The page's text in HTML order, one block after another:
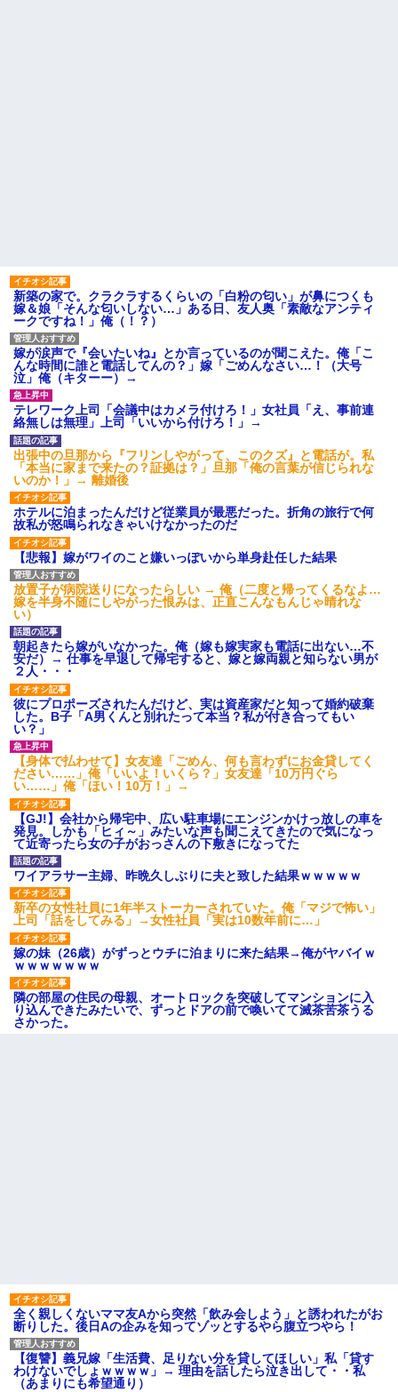
の？ｗｗ」「逆に超安い」
私「ちょっと、人の家の金庫
触らないでよ！」キチママ『そ
こに金庫があったから、開けて
みようとしただけ☆』義兄「泥
は出てけ！二度と来るな！」結
果・・・
私「初めて飲む味だけどなん
のお茶？」彼「ちっ！」私「」
【GIF】JSのカンチョーワロ
タ
後続車にクラクションを鳴ら
され彼氏が逆切れ。「何クラク
ション鳴らしてんだ！降りてこ
いよ！」と怒鳴りだし...
【衝撃】報酬100万円超の治験
募集がこちらｗｗｗｗｗ(※画像
あり)
【ネット騒然】惨殺されたタ
ワマン頂き女子のこの動画、す
げえええええｗｗｗｗｗｗｗｗ
ｗｗｗ
【愕然】白のクラウン俺氏、
高速道路左車線を制限速度で走
った結果wwwwwwwwwwww
百年の恋12-899 食べた量を
張り合ってくる
【悲報】佐藤輝明・・・２軍
でも盛大にやらかす←あまり悲
しませないでくれ
新築の家で。クラクラするくらいの「白粉の匂い」が鼻につくも
嫁＆娘「そんな匂いしない…」ある日、友人奥「素敵なアンティ
ークですね！」俺（！？）
嫁が涙声で『会いたいね』とか言っているのが聞こえた。俺「こ
んな時間に誰と電話してんの？」嫁「ごめんなさい…！（大号
泣」俺（キターー）→
テレワーク上司「会議中はカメラ付けろ！」女社員「え、事前連
絡無しは無理」上司「いいから付けろ！」→
出張中の旦那から『フリンしやがって、このクズ』と電話が。私
「本当に家まで来たの？証拠は？」旦那「俺の言葉が信じられな
いのか！」→ 離婚後
ホテルに泊まったんだけど従業員が最悪だった。折角の旅行で何
故私が怒鳴られなきゃいけなかったのだ
【悲報】嫁がワイのこと嫌いっぽいから単身赴任した結果
放置子が病院送りになったらしい → 俺（二度と帰ってくるなよ…
嫁を半身不随にしやがった恨みは、正直こんなもんじゃ晴れな
い）
朝起きたら嫁がいなかった。俺（嫁も嫁実家も電話に出ない…不
安だ）→ 仕事を早退して帰宅すると、嫁と嫁両親と知らない男が
２人・・・
彼にプロポーズされたんだけど、実は資産家だと知って婚約破棄
した。B子「A男くんと別れたって本当？私が付き合ってもい
い？」
【身体で払わせて】女友達「ごめん、何も言わずにお金貸してく
ださい……」俺「いいよ！いくら？」女友達「10万円ぐら
い……」俺「ほい！10万！」→
【GJ!】会社から帰宅中、広い駐車場にエンジンかけっ放しの車を
発見。しかも「ヒィ～」みたいな声も聞こえてきたので気になっ
て近寄ったら女の子がおっさんの下敷きになってた
ワイアラサー主婦、昨晩久しぶりに夫と致した結果ｗｗｗｗｗ
新卒の女性社員に1年半ストーカーされていた。俺「マジで怖い」
上司「話をしてみる」→女性社員「実は10数年前に…」
嫁の妹（26歳）がずっとウチに泊まりに来た結果→俺がヤバイｗ
ｗｗｗｗｗｗｗ
隣の部屋の住民の母親、オートロックを突破してマンションに入
り込んできたみたいで、ずっとドアの前で喚いてて滅茶苦茶うる
さかった。
全く親しくないママ友Aから突然「飲み会しよう」と誘われたがお
断りした。後日Aの企みを知ってゾッとするやら腹立つやら！
【復讐】義兄嫁「生活費、足りない分を貸してほしい」私「貸す
わけないでしょｗｗｗｗ」→ 理由を話したら泣き出して・・私
（あまりにも希望通り）